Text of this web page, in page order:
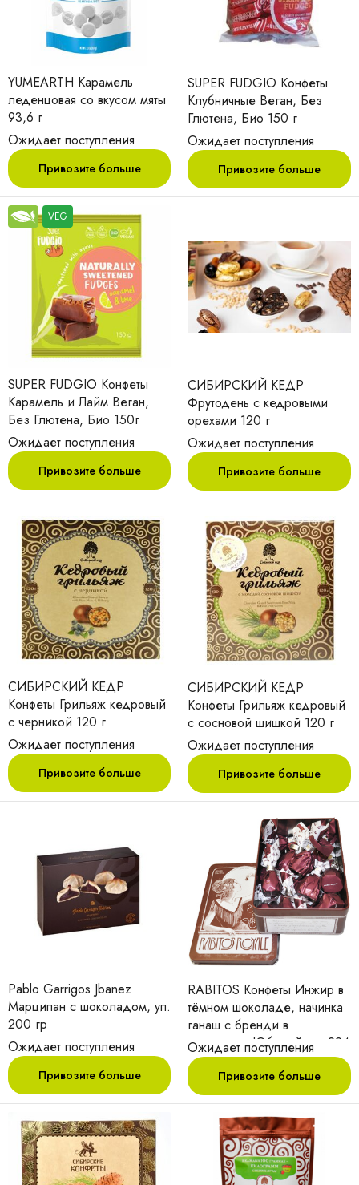
YUMEARTH Карамель
леденцовая со вкусом мяты
93,6 г
Ожидает поступления
Привозите больше
SUPER FUDGIO Конфеты
Клубничные Веган, Без
Глютена, Био 150 г
Ожидает поступления
Привозите больше
VEG
SUPER FUDGIO Конфеты
Карамель и Лайм Веган,
Без Глютена, Био 150г
Ожидает поступления
Привозите больше
СИБИРСКИЙ КЕДР
Фрутодень с кедровыми
орехами 120 г
Ожидает поступления
Привозите больше
СИБИРСКИЙ КЕДР
Конфеты Грильяж кедровый
с черникой 120 г
Ожидает поступления
Привозите больше
СИБИРСКИЙ КЕДР
Конфеты Грильяж кедровый
с сосновой шишкой 120 г
Ожидает поступления
Привозите больше
Pablo Garrigos Jbanez
Марципан с шоколадом, уп.
200 гр
Ожидает поступления
Привозите больше
RABITOS Конфеты Инжир в
тёмном шоколаде, начинка
ганаш с бренди в
метал.кор. Юбилейные 224
г, 14 конфет
Ожидает поступления
Привозите больше